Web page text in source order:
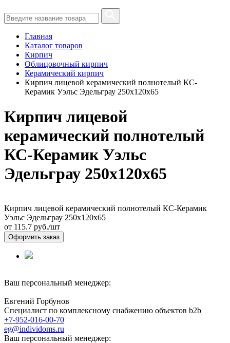
Главная
Каталог товаров
Кирпич
Облицовочный кирпич
Керамический кирпич
Кирпич лицевой керамический полнотелый КС-
Керамик Уэльс Эдельграу 250х120х65
Кирпич лицевой
керамический полнотелый
КС-Керамик Уэльс
Эдельграу 250х120х65
Кирпич лицевой керамический полнотелый КС-Керамик
Уэльс Эдельграу 250х120х65
от 115.7 руб./шт
Оформить заказ
Ваш персональный менеджер:
Евгений Горбунов
Специалист по комплексному снабжению объектов b2b
+7-952-016-00-70
eg@individoms.ru
Ваш персональный менеджер: